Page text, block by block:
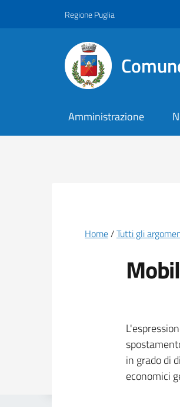
Regione Puglia
Amministrazione
Briciole
Home Tutti gli
in grado di
economici